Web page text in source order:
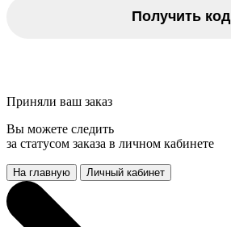
Получить код
Приняли ваш заказ
Вы можете следить
за статусом заказа в личном кабинете
На главную Личный кабинет